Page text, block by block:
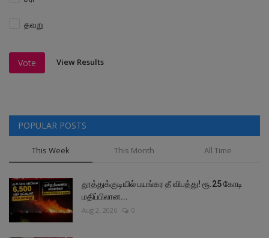
தவறு
Vote View Results
POPULAR POSTS
This Week This Month All Time
தூத்துக்குடியில் பயங்கர தீ விபத்து! ரூ.25 கோடி
மதிப்பிலான...
Aug 2, 2026 0